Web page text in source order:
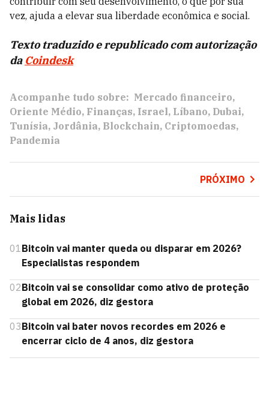
vez, ajuda a elevar sua liberdade econômica e social.
Texto traduzido e republicado com autorização
da Coindesk
Acompanhe tudo sobre: Mercado financeiro
Oriente Médio Finanças Israel Líbano Dubai
Tunísia Jordânia Blockchain Criptomoedas
Pandemia
PRÓXIMO
Mais lidas
01Bitcoin vai manter queda ou disparar em 2026?
Especialistas respondem
02Bitcoin vai se consolidar como ativo de proteção
global em 2026, diz gestora
03Bitcoin vai bater novos recordes em 2026 e
encerrar ciclo de 4 anos, diz gestora